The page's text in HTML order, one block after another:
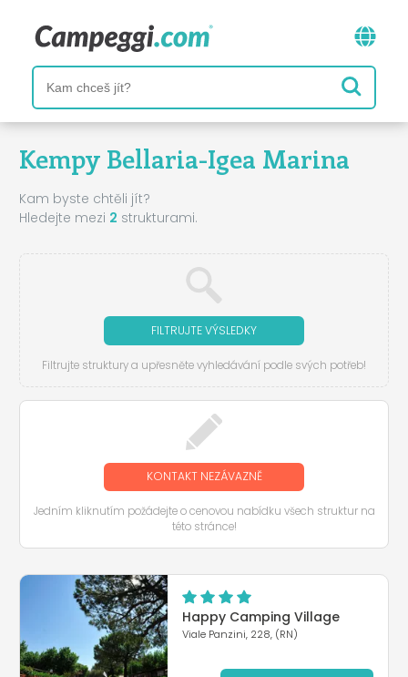
Kempy Bellaria-Igea Marina
Kam byste chtěli jít?
Hledejte mezi 2 strukturami.
FILTRUJTE VÝSLEDKY
Filtrujte struktury a upřesněte vyhledávání podle svých potřeb!
KONTAKT NEZÁVAZNĚ
Jedním kliknutím požádejte o cenovou nabídku všech struktur na
této stránce!
Happy Camping Village
Viale Panzini, 228, (RN)